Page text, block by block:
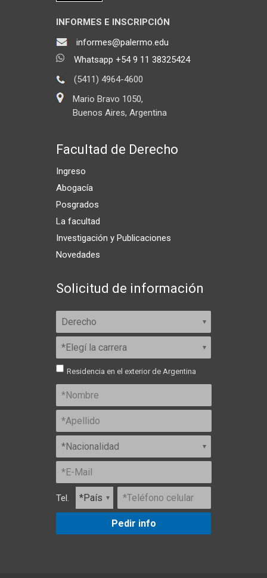
INFORMES E INSCRIPCIÓN
informes@palermo.edu
Whatsapp +54 9 11 38325424
(5411) 4964-4600
Mario Bravo 1050,
Buenos Aires, Argentina
Facultad de Derecho
Ingreso
Abogacía
Posgrados
La facultad
Investigación y Publicaciones
Novedades
Solicitud de información
Residencia en el exterior de Argentina
Tel.
Pedir info